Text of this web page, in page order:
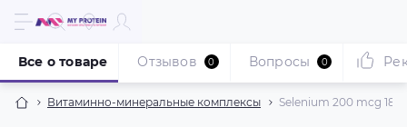
Витаминно-минеральные комплексы Selenium 200 mcg 180
Все о товаре Отзывов 0 Вопросы 0